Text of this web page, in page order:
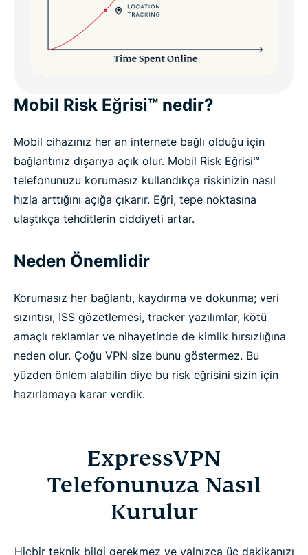
Mobil Risk Eğrisi™ nedir?
Mobil cihazınız her an internete bağlı olduğu için
bağlantınız dışarıya açık olur. Mobil Risk Eğrisi™
telefonunuzu korumasız kullandıkça riskinizin nasıl
hızla arttığını açığa çıkarır. Eğri, tepe noktasına
ulaştıkça tehditlerin ciddiyeti artar.
Neden Önemlidir
Korumasız her bağlantı, kaydırma ve dokunma; veri
sızıntısı, İSS gözetlemesi, tracker yazılımlar, kötü
amaçlı reklamlar ve nihayetinde de kimlik hırsızlığına
neden olur. Çoğu VPN size bunu göstermez. Bu
yüzden önlem alabilin diye bu risk eğrisini sizin için
hazırlamaya karar verdik.
ExpressVPN
Telefonunuza Nasıl
Kurulur
Hiçbir teknik bilgi gerekmez ve yalnızca üç dakikanızı